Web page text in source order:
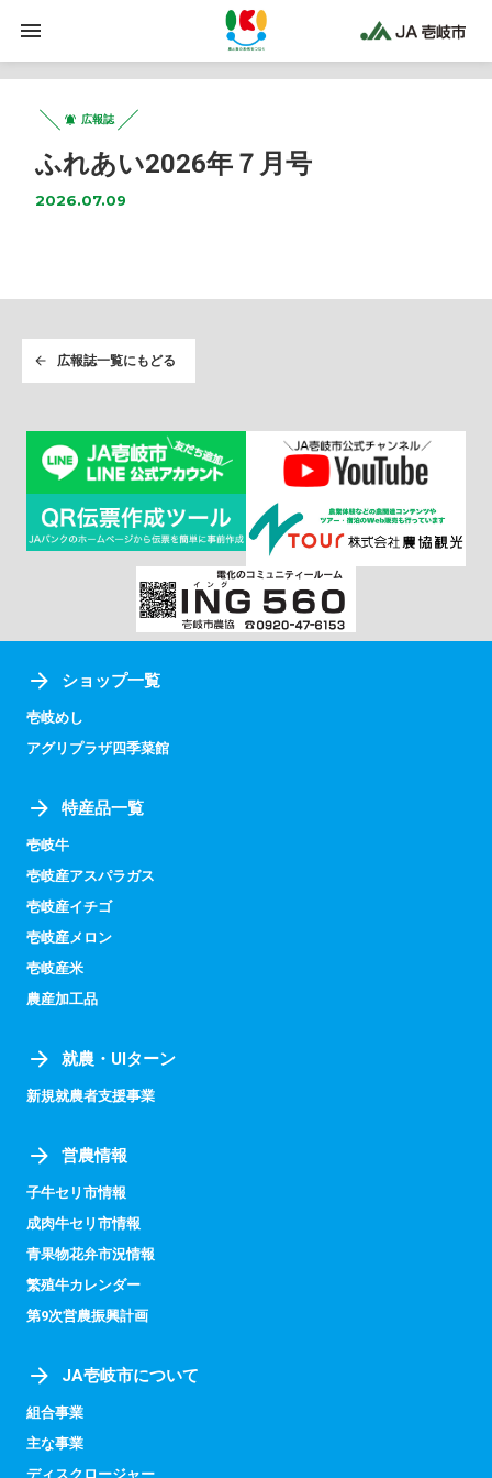
広報誌
ふれあい2026年７月号
2026.07.09
広報誌一覧にもどる
ショップ一覧
壱岐めし
アグリプラザ四季菜館
特産品一覧
壱岐牛
壱岐産アスパラガス
壱岐産イチゴ
壱岐産メロン
壱岐産米
農産加工品
就農・UIターン
新規就農者支援事業
営農情報
子牛セリ市情報
成肉牛セリ市情報
青果物花弁市況情報
繁殖牛カレンダー
第9次営農振興計画
JA壱岐市について
組合事業
主な事業
ディスクロージャー